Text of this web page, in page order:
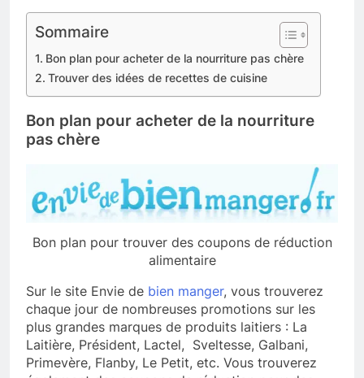
Sommaire
Bon plan pour acheter de la nourriture pas chère
Trouver des idées de recettes de cuisine
Bon plan pour acheter de la nourriture
pas chère
Bon plan pour trouver des coupons de réduction
alimentaire
Sur le site Envie de bien manger, vous trouverez
chaque jour de nombreuses promotions sur les
plus grandes marques de produits laitiers : La
Laitière, Président, Lactel, Sveltesse, Galbani,
Primevère, Flanby, Le Petit, etc. Vous trouverez